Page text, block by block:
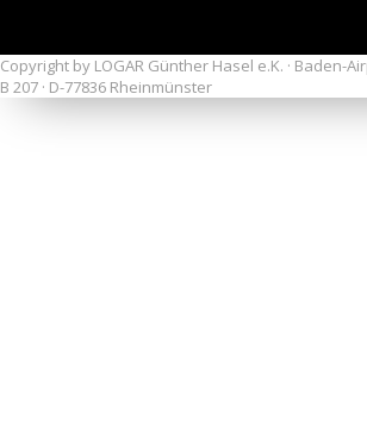
Copyright by LOGAR Günther Hasel e.K. · Baden-
B 207 · D-77836 Rheinmünster